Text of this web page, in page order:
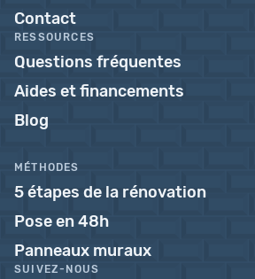
Contact
RESSOURCES
Questions fréquentes
Aides et financements
Blog
MÉTHODES
5 étapes de la rénovation
Pose en 48h
Panneaux muraux
SUIVEZ-NOUS